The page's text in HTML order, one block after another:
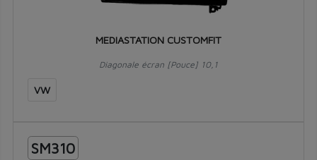
MEDIASTATION CUSTOMFIT
Diagonale écran [Pouce] 10,1
VW
SM310